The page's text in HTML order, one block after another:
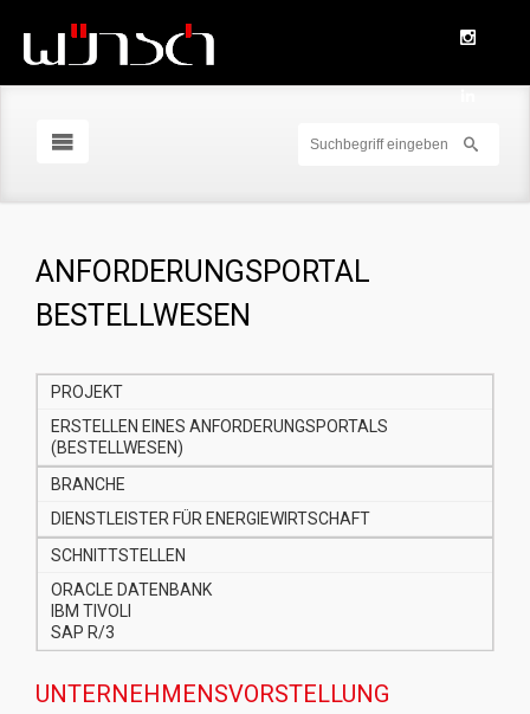
ANFORDERUNGSPORTAL
BESTELLWESEN
PROJEKT
ERSTELLEN EINES ANFORDERUNGSPORTALS
(BESTELLWESEN)
BRANCHE
DIENSTLEISTER FÜR ENERGIEWIRTSCHAFT
SCHNITTSTELLEN
ORACLE DATENBANK
IBM TIVOLI
SAP R/3
UNTERNEHMENSVORSTELLUNG